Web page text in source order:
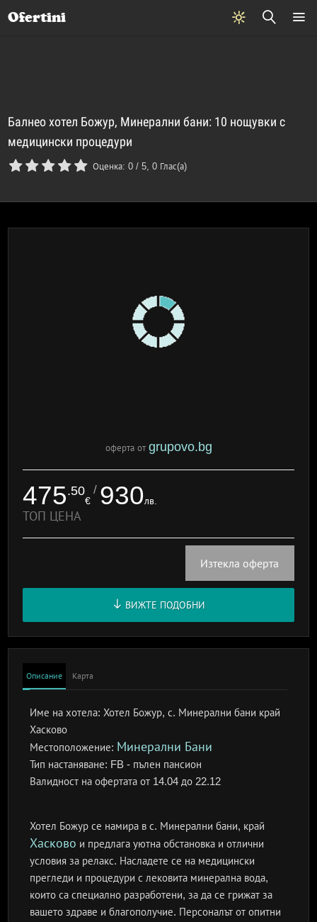
Ofertini
Балнео хотел Божур, Минерални бани: 10 нощувки с
медицински процедури
Оценка:0 /5,0 Глас(а)
оферта от grupovo.bg
475.50
€
/ 930лв.
ТОП ЦЕНА
Изтекла оферта
ВИЖТЕ ПОДОБНИ
Описание Карта
Име на хотела: Хотел Божур, с. Минерални бани край
Хасково
Местоположение: Минерални Бани
Тип настаняване: FB - пълен пансион
Валидност на офертатаот 14.04 до 22.12
Хотел Божур се намира в с. Минерални бани, край
Хасково и предлага уютна обстановка и отлични
условия за релакс. Насладете се на медицински
прегледи и процедури с лековита минерална вода,
които са специално разработени, за да се грижат за
вашето здраве и благополучие. Персоналът от опитни